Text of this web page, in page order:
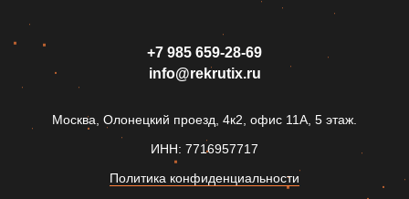
+7 985 659‑28-69
info@rekrutix.ru
Москва, Олонецкий проезд, 4к2, офис 11А, 5 этаж.
ИНН: 7716957717
Политика конфиденциальности